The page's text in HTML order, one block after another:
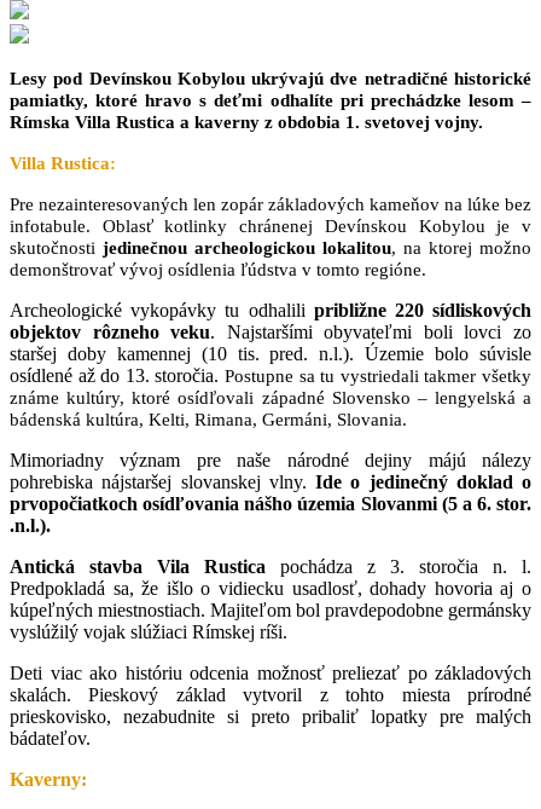
Lesy pod Devínskou Kobylou ukrývajú dve netradičné historické
pamiatky, ktoré hravo s deťmi odhalíte pri prechádzke lesom –
Rímska Villa Rustica a kaverny z obdobia 1. svetovej vojny.
Villa Rustica:
Pre nezainteresovaných len zopár základových kameňov na lúke bez
infotabule. Oblasť kotlinky chránenej Devínskou Kobylou je v
skutočnosti jedinečnou archeologickou lokalitou, na ktorej možno
demonštrovať vývoj osídlenia ľúdstva v tomto regióne.
Archeologické vykopávky tu odhalili približne 220 sídliskových
objektov rôzneho veku. Najstaršími obyvateľmi boli lovci zo
staršej doby kamennej (10 tis. pred. n.l.). Územie bolo súvisle
osídlené až do 13. storočia. Postupne sa tu vystriedali takmer všetky
známe kultúry, ktoré osídľovali západné Slovensko – lengyelská a
bádenská kultúra, Kelti, Rimana, Germáni, Slovania.
Mimoriadny význam pre naše národné dejiny májú nálezy
pohrebiska nájstaršej slovanskej vlny. Ide o jedinečný doklad o
prvopočiatkoch osídľovania nášho územia Slovanmi (5 a 6. stor.
.n.l.).
Antická stavba Vila Rustica pochádza z 3. storočia n. l.
Predpokladá sa, že išlo o vidiecku usadlosť, dohady hovoria aj o
kúpeľných miestnostiach. Majiteľom bol pravdepodobne germánsky
vyslúžilý vojak slúžiaci Rímskej ríši.
Deti viac ako históriu odcenia možnosť preliezať po základových
skalách. Pieskový základ vytvoril z tohto miesta prírodné
prieskovisko, nezabudnite si preto pribaliť lopatky pre malých
bádateľov.
Kaverny: